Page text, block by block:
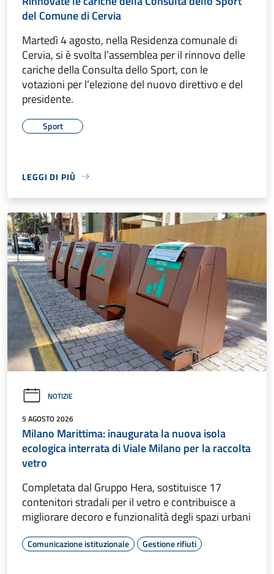
del Comune di Cervia
Martedì 4 agosto, nella Residenza comunale di
Cervia, si è svolta l’assemblea per il rinnovo delle
cariche della Consulta dello Sport, con le
votazioni per l’elezione del nuovo direttivo e del
presidente.
Sport
LEGGI DI PIÙ
NOTIZIE
5 AGOSTO 2026
Milano Marittima: inaugurata la nuova isola
ecologica interrata di Viale Milano per la raccolta
vetro
Completata dal Gruppo Hera, sostituisce 17
contenitori stradali per il vetro e contribuisce a
migliorare decoro e funzionalità degli spazi urbani
Comunicazione istituzionale Gestione rifiuti